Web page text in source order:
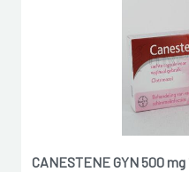
CANESTENE GYN 500